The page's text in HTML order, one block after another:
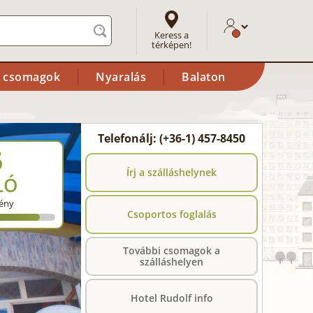
Keress a
térképen!
csomagok Nyaralás Balaton
Telefonálj: (+36-1) 457-8450
Írj a szálláshelynek
Csoportos foglalás
További csomagok a
szálláshelyen
Hotel Rudolf info